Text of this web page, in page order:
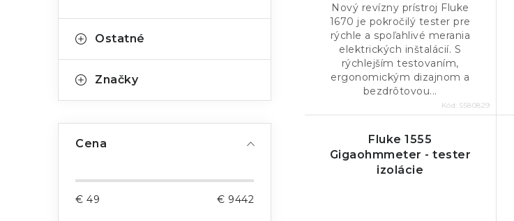
Ostatné
Značky
Cena
€ 49 € 9442
Nový revízny prístroj Fluke
1670 je pokročilý tester pre
rýchle a spoľahlivé merania
elektrických inštalácií. S
rýchlejším testovaním,
ergonomickým dizajnom a
bezdrôtovou...
Kód:5580829
Fluke 1555
Gigaohmmeter - tester
izolácie